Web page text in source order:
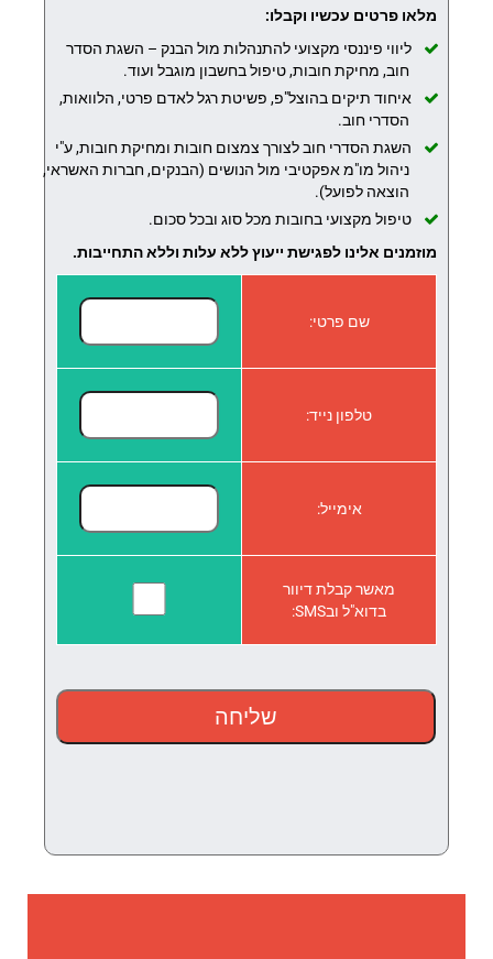
מלאו פרטים עכשיו וקבלו:
ליווי פיננסי מקצועי להתנהלות מול הבנק – השגת הסדר
חוב, מחיקת חובות, טיפול בחשבון מוגבל ועוד.
איחוד תיקים בהוצל"פ, פשיטת רגל לאדם פרטי, הלוואות,
הסדרי חוב.
השגת הסדרי חוב לצורך צמצום חובות ומחיקת חובות, ע"י
ניהול מו"מ אפקטיבי מול הנושים (הבנקים, חברות האשראי,
הוצאה לפועל).
טיפול מקצועי בחובות מכל סוג ובכל סכום.
מוזמנים אלינו לפגישת ייעוץ ללא עלות וללא התחייבות.
שם פרטי:
טלפון נייד:
אימייל:
מאשר קבלת דיוור
בדוא"ל ובSMS: